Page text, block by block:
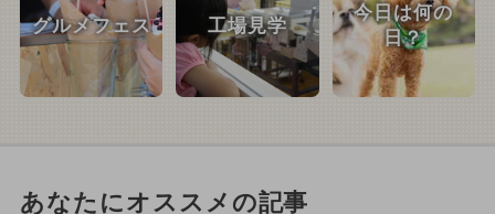
グルメフェス 工場見学
今日は何の
日？
あなたにオススメの記事